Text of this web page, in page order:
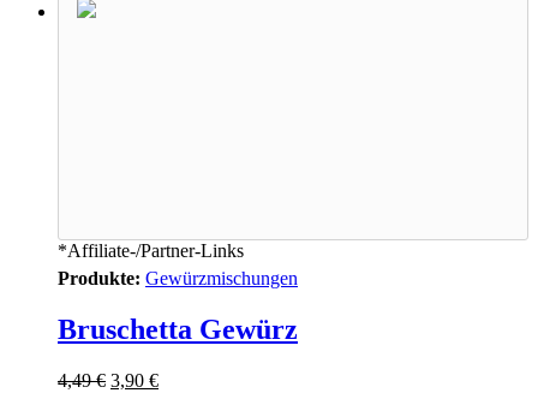
*Affiliate-/Partner-Links
Produkte: Gewürzmischungen
Bruschetta Gewürz
4,49€ 3,90 €